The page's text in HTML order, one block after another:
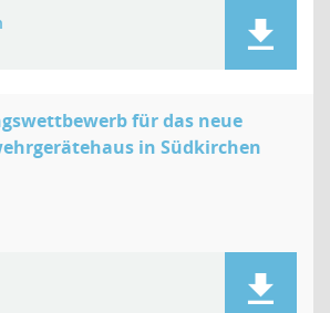
für das neue
in Südkirchen